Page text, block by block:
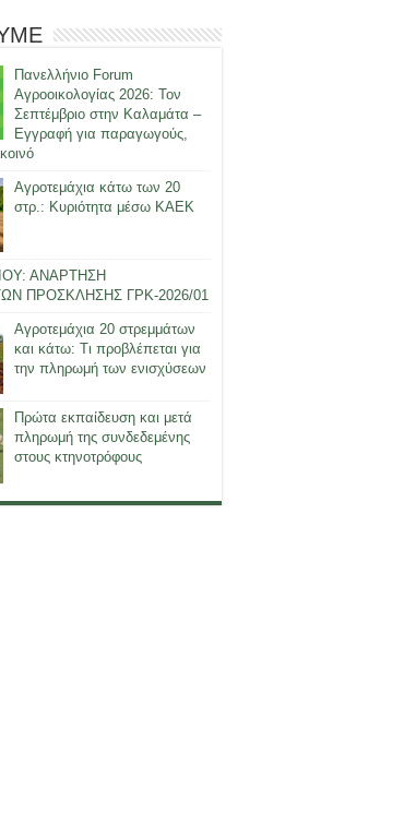
Πανελλήνιο Forum
Αγροοικολογίας 2026: Τον
Σεπτέμβριο στην Καλαμάτα –
Εγγραφή για παραγωγούς,
Αγροτεμάχια κάτω των 20
στρ.: Κυριότητα μέσω ΚΑΕΚ
ΑΝΑΡΤΗΣΗ
ΠΡΟΣΚΛΗΣΗΣ ΓΡΚ-2026/01
Αγροτεμάχια 20 στρεμμάτων
και κάτω: Τι προβλέπεται για
την πληρωμή των ενισχύσεων
Πρώτα εκπαίδευση και μετά
πληρωμή της συνδεδεμένης
στους κτηνοτρόφους